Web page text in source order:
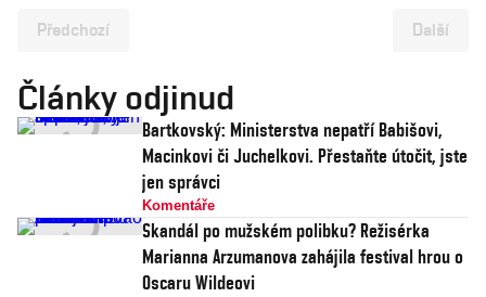
Předchozí Další
Články odjinud
Bartkovský: Ministerstva nepatří Babišovi,
Macinkovi či Juchelkovi. Přestaňte útočit, jste
jen správci
Komentáře
Skandál po mužském polibku? Režisérka
Marianna Arzumanova zahájila festival hrou o
Oscaru Wildeovi